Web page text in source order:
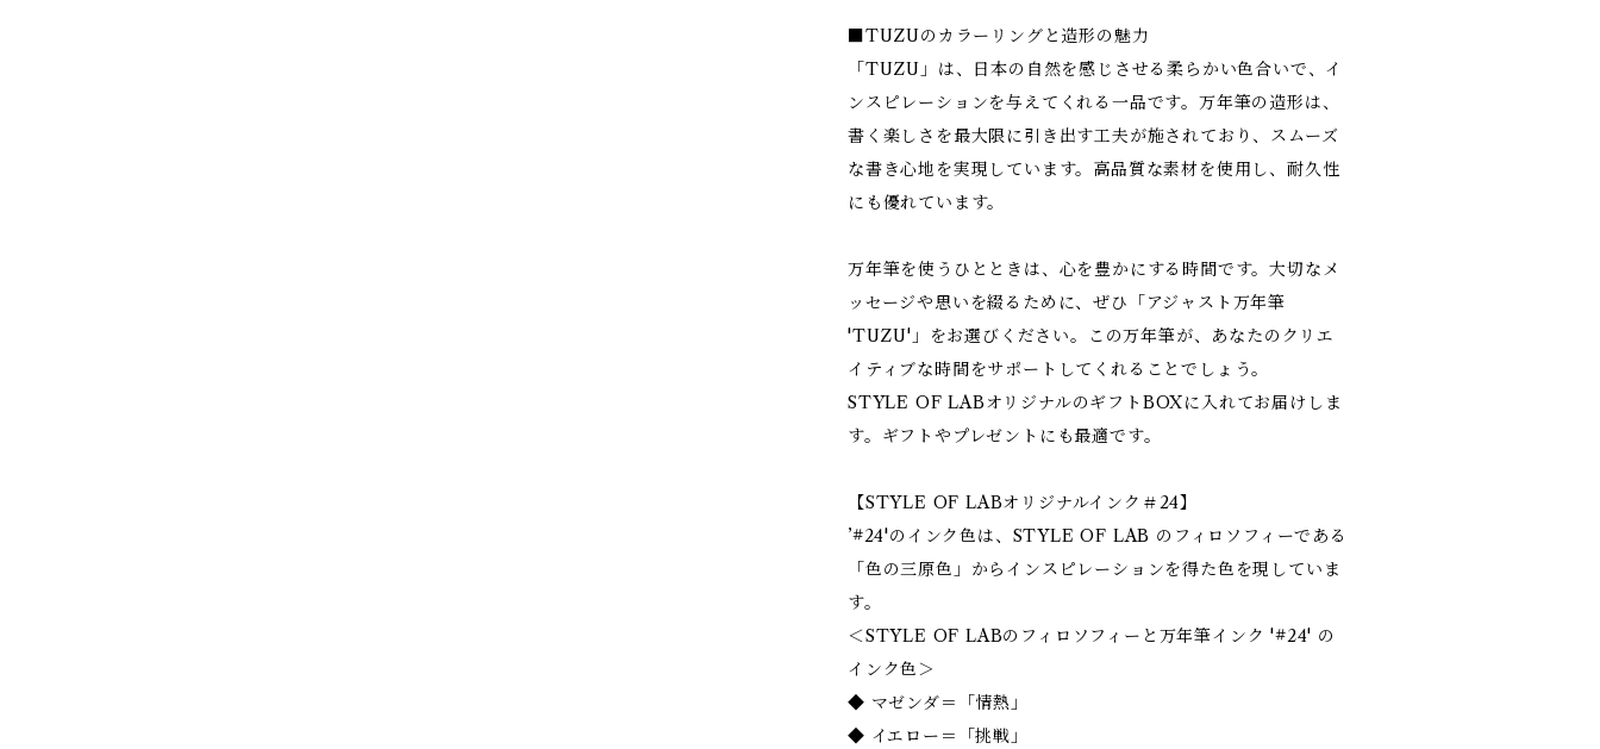
■TUZUのカラーリングと造形の魅力
「TUZU」は、日本の自然を感じさせる柔らかい色合いで、イ
ンスピレーションを与えてくれる一品です。万年筆の造形は、
書く楽しさを最大限に引き出す工夫が施されており、スムーズ
な書き心地を実現しています。高品質な素材を使用し、耐久性
にも優れています。
万年筆を使うひとときは、心を豊かにする時間です。大切なメ
ッセージや思いを綴るために、ぜひ「アジャスト万年筆
'TUZU'」をお選びください。この万年筆が、あなたのクリエ
イティブな時間をサポートしてくれることでしょう。
STYLE OF LABオリジナルのギフトBOXに入れてお届けしま
す。ギフトやプレゼントにも最適です。
【STYLE OF LABオリジナルインク＃24】
’#24'のインク色は、STYLE OF LAB のフィロソフィーである
「色の三原色」からインスピレーションを得た色を現していま
す。
＜STYLE OF LABのフィロソフィーと万年筆インク '#24' の
インク色＞
◆ マゼンダ＝「情熱」
◆ イエロー＝「挑戦」